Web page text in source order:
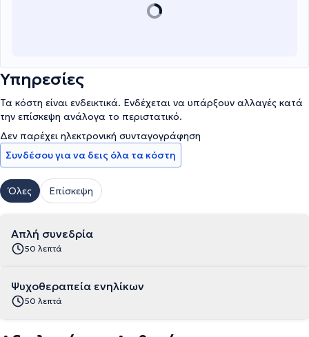
Υπηρεσίες
Τα κόστη είναι ενδεικτικά. Ενδέχεται να υπάρξουν αλλαγές κατά
την επίσκεψη ανάλογα το περιστατικό.
Δεν παρέχει ηλεκτρονική συνταγογράφηση
Συνδέσου για να δεις όλα τα κόστη
Όλες Επίσκεψη
Απλή συνεδρία
50 λεπτά
Ψυχοθεραπεία ενηλίκων
50 λεπτά